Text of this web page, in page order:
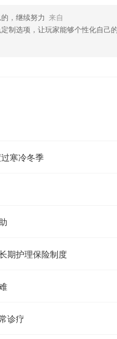
，继续努力 来自
制选项，让玩家能够个性化自己
寒冷冬季
期护理保险制度
诊疗